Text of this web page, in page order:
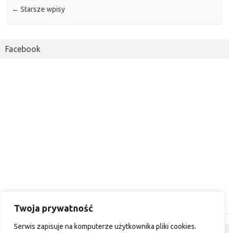
Twoja prywatność
Serwis zapisuje na komputerze użytkownika pliki cookies.
← Starsze wpisy
Facebook